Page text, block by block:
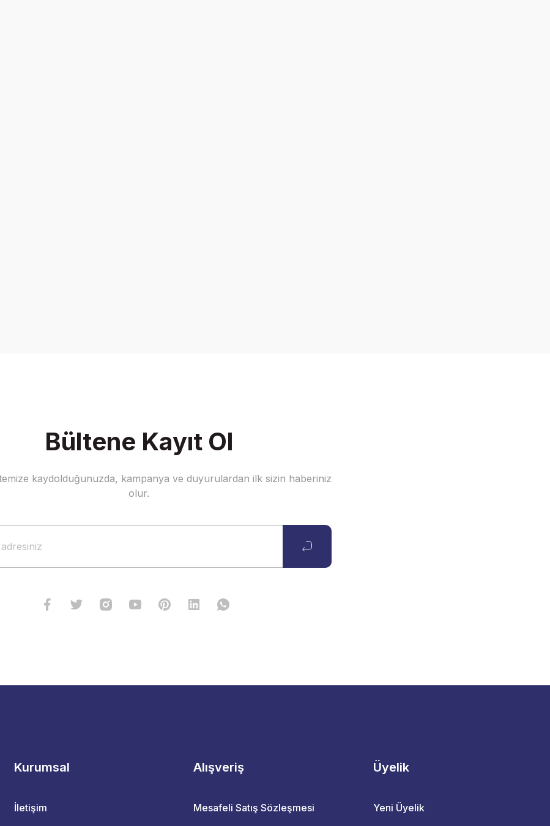
Bültene Kayıt Ol
kaydolduğunuzda, kampanya ve duyurulardan ilk sizin haberiniz
olur.
Kurumsal
İletişim
Alışveriş
Mesafeli Satış Sözleşmesi
Üyelik
Yeni Üyelik